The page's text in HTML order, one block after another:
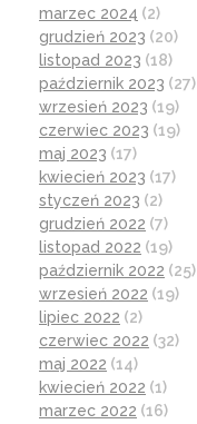
marzec 2024 (2)
grudzień 2023 (20)
listopad 2023 (18)
październik 2023 (27)
wrzesień 2023 (19)
czerwiec 2023 (19)
maj 2023 (17)
kwiecień 2023 (17)
styczeń 2023 (2)
grudzień 2022 (7)
listopad 2022 (19)
październik 2022 (25)
wrzesień 2022 (19)
lipiec 2022 (2)
czerwiec 2022 (32)
maj 2022 (14)
kwiecień 2022 (1)
marzec 2022 (16)